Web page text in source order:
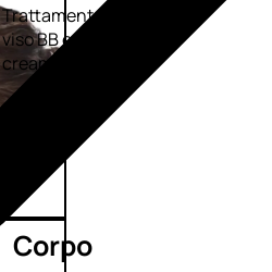
Trattamento
viso BB e CC
cream
Corpo